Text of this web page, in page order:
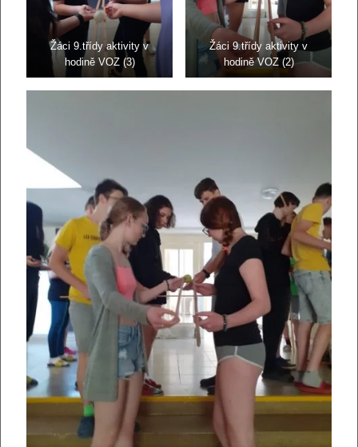
Žáci 9.třídy aktivity v
hodině VOZ (3)
Žáci 9.třídy aktivity v
hodině VOZ (2)